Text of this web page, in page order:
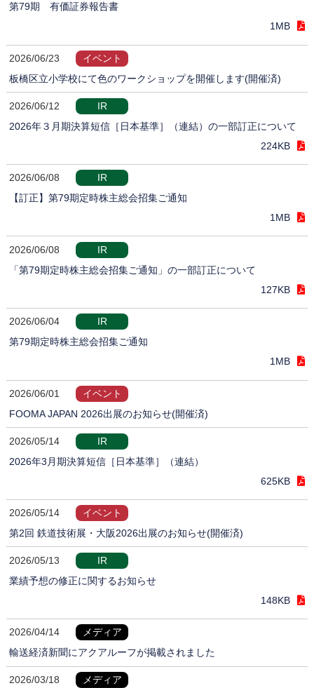
第79期 有価証券報告書
1MB
2026/06/23
イベント
板橋区立小学校にて色のワークショップを開催します(開催済)
2026/06/12
IR
2026年３月期決算短信［日本基準］（連結）の一部訂正について
224KB
2026/06/08
IR
【訂正】第79期定時株主総会招集ご通知
1MB
2026/06/08
IR
「第79期定時株主総会招集ご通知」の一部訂正について
127KB
2026/06/04
IR
第79期定時株主総会招集ご通知
1MB
2026/06/01
イベント
FOOMA JAPAN 2026出展のお知らせ(開催済)
2026/05/14
IR
2026年3月期決算短信［日本基準］（連結）
625KB
2026/05/14
イベント
第2回 鉄道技術展・大阪2026出展のお知らせ(開催済)
2026/05/13
IR
業績予想の修正に関するお知らせ
148KB
2026/04/14
メディア
輸送経済新聞にアクアルーフが掲載されました
2026/03/18
メディア